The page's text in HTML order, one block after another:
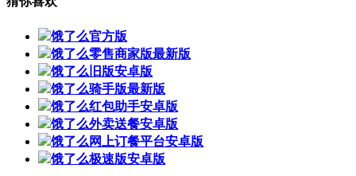
饿了么官方版
饿了么零售商家版最新版
饿了么旧版安卓版
饿了么骑手版最新版
饿了么红包助手安卓版
饿了么外卖送餐安卓版
饿了么网上订餐平台安卓版
饿了么极速版安卓版